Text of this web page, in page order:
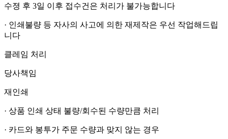
수졍 후 3일 이후 접수건은 처리가 불가능합니다
· 인쇄불량 등 자사의 사고에 의한 재제작은 우선 작업해드립
니다
클레임 처리
당사책임
재인쇄
· 상품 인쇄 상태 불량/회수된 수량만큼 처리
· 카드와 봉투가 주문 수량과 맞지 않는 경우